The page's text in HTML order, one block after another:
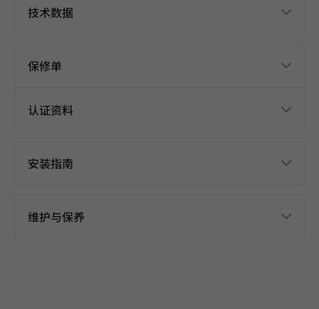
技术数据
保修单
认证资料
安装指南
维护与保养